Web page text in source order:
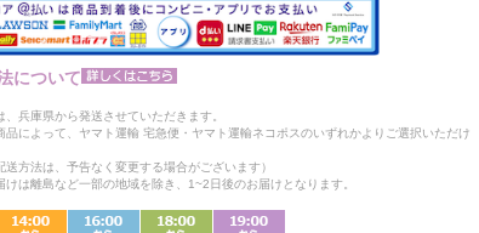
について
、兵庫県から発送させていただきます。
品によって、ヤマト運輸 宅急便・ヤマト運輸ネコポスのいずれかよりご選択いただけ
送方法は、予告なく変更する場合がございます）
けは離島など一部の地域を除き、1~2日後のお届けとなります。